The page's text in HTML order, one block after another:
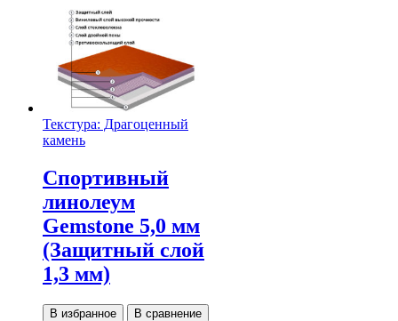
Текстура: Драгоценный
камень
Спортивный
линолеум
Gemstone 5,0 мм
(Защитный слой
1,3 мм)
В избранное В сравнение